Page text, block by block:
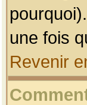
une fois
Revenir